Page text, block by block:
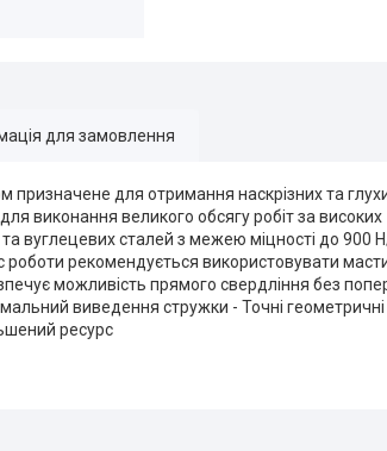
для замовлення
призначене для отримання наскрізних та
виконання великого обсягу робіт за високих
вуглецевих сталей з межею міцності до 900
роботи рекомендується використовувати
можливість прямого свердління без
виведення стружки - Точні
ресурс